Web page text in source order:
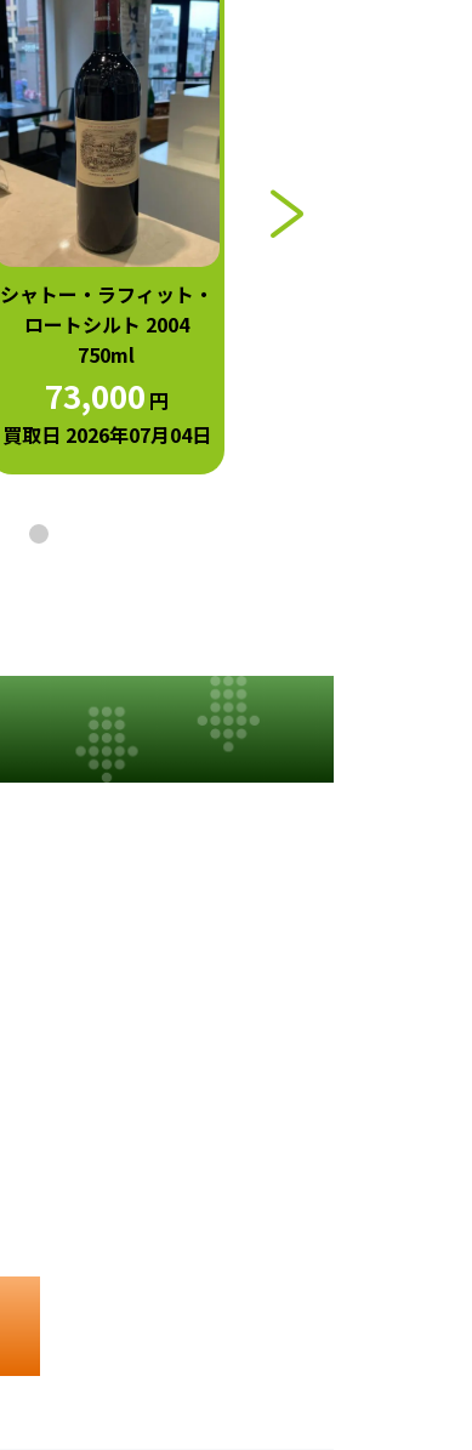
シャトー・ラフィット・
ロートシルト 2004
750ml
73,000 円
買取日 2026年07月04日